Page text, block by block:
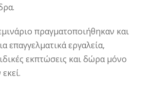
πραγματοποιήθηκαν και
επαγγελματικά εργαλεία,
εκπτώσεις και δώρα μόνο